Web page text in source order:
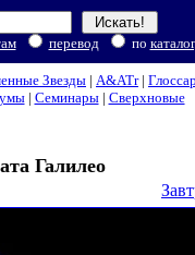
перевод по
Звезды | A&ATr|
| Семинары| Сверхновые
Галилео